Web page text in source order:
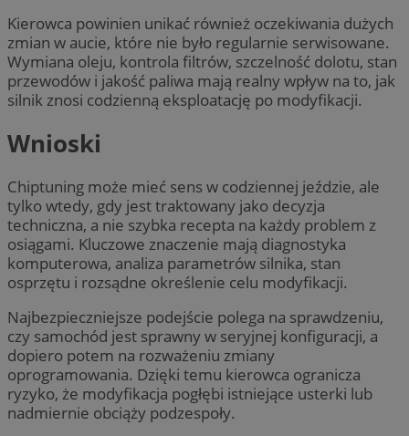
Kierowca powinien unikać również oczekiwania dużych
zmian w aucie, które nie było regularnie serwisowane.
Wymiana oleju, kontrola filtrów, szczelność dolotu, stan
przewodów i jakość paliwa mają realny wpływ na to, jak
silnik znosi codzienną eksploatację po modyfikacji.
Wnioski
Chiptuning może mieć sens w codziennej jeździe, ale
tylko wtedy, gdy jest traktowany jako decyzja
techniczna, a nie szybka recepta na każdy problem z
osiągami. Kluczowe znaczenie mają diagnostyka
komputerowa, analiza parametrów silnika, stan
osprzętu i rozsądne określenie celu modyfikacji.
Najbezpieczniejsze podejście polega na sprawdzeniu,
czy samochód jest sprawny w seryjnej konfiguracji, a
dopiero potem na rozważeniu zmiany
oprogramowania. Dzięki temu kierowca ogranicza
ryzyko, że modyfikacja pogłębi istniejące usterki lub
nadmiernie obciąży podzespoły.